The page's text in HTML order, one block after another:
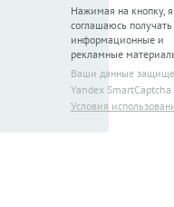
Нажимая на кнопку, я
соглашаюсь получать
информационные и
рекламные
Ваши данные
Yandex SmartCaptcha
Условия